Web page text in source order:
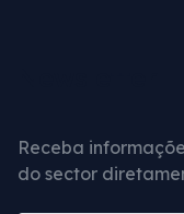
Receba
do sector